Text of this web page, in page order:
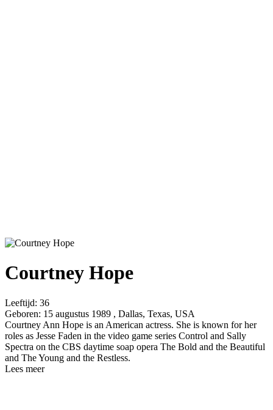
Courtney Hope
Leeftijd: 36
Geboren: 15 augustus 1989 , Dallas, Texas, USA
Courtney Ann Hope is an American actress. She is known for her
roles as Jesse Faden in the video game series Control and Sally
Spectra on the CBS daytime soap opera The Bold and the Beautiful
and The Young and the Restless.
Lees meer